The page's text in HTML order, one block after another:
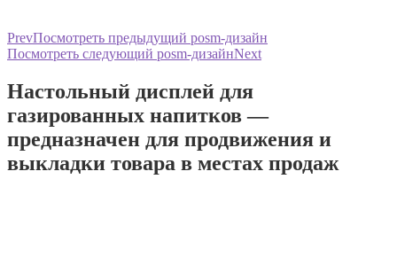
PrevПосмотреть предыдущий posm-дизайн
Посмотреть следующий posm-дизайнNext
Настольный дисплей для
газированных напитков —
предназначен для продвижения и
выкладки товара в местах продаж